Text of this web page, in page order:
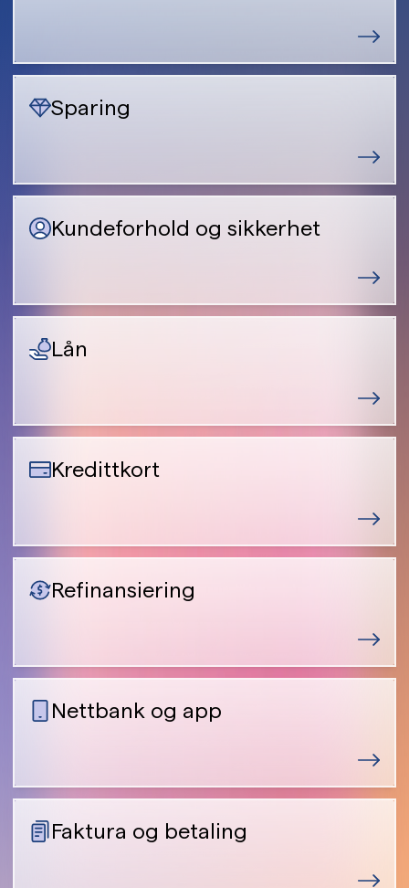
Sparing
Kundeforhold og sikkerhet
Lån
Kredittkort
Refinansiering
Nettbank og app
Faktura og betaling